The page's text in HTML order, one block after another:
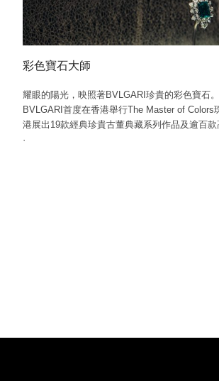
彩色寶石大師
耀眼的陽光，映照著BVLGARI珍貴的彩色寶石
BVLGARI首度在香港舉行The Master of Colors
港展出19款經典珍貴古董典藏系列作品及逾百
·